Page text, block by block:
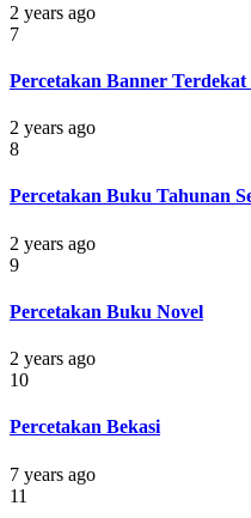
2 years ago
7
Percetakan Banner Terdekat
2 years ago
8
Percetakan Buku Tahunan
2 years ago
9
Percetakan Buku Novel
2 years ago
10
Percetakan Bekasi
7 years ago
11